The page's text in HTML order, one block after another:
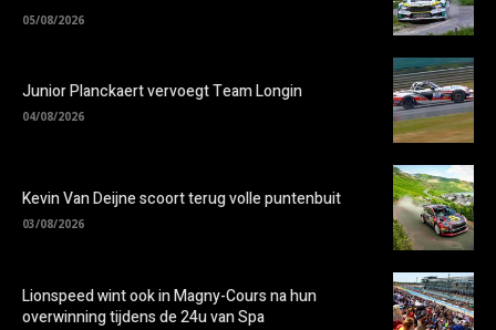
05/08/2026
Junior Planckaert vervoegt Team Longin
04/08/2026
Kevin Van Deijne scoort terug volle puntenbuit
03/08/2026
Lionspeed wint ook in Magny-Cours na hun
overwinning tijdens de 24u van Spa